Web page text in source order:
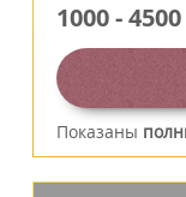
1000-4500
Показаны